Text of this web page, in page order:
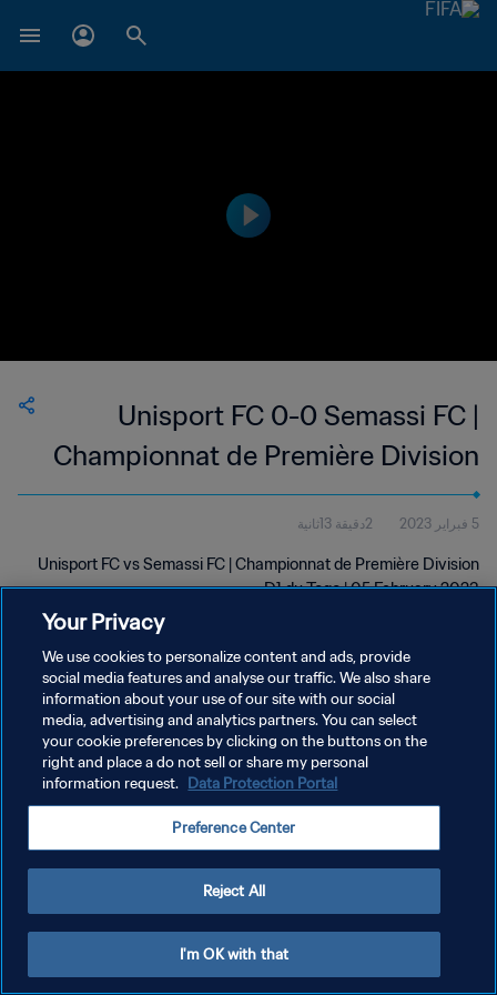
Unisport FC 0-0 Semassi FC |
Championnat de Première Division
D1 du Togo | 05 Feb 2023
5 فبراير 2023 2دقيقة 13ثانية
Unisport FC vs Semassi FC | Championnat de Première Division
D1 du Togo | 05 February 2023
سياسة الخصوصية
إدارة تفضيلات ملفات تعريف الارتباط
Your Privacy
We use cookies to personalize content and ads, provide
social media features and analyse our traffic. We also share
information about your use of our site with our social
media, advertising and analytics partners. You can select
your cookie preferences by clicking on the buttons on the
right and place a do not sell or share my personal
information request. Data Protection Portal
Preference Center
Reject All
I'm OK with that